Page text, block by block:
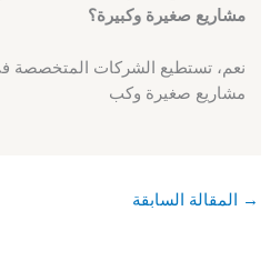
مشاريع صغيرة وكبيرة؟
نعم، تستطيع الشركات المتخصصة في
مشاريع صغيرة وكب
→ المقالة السابقة